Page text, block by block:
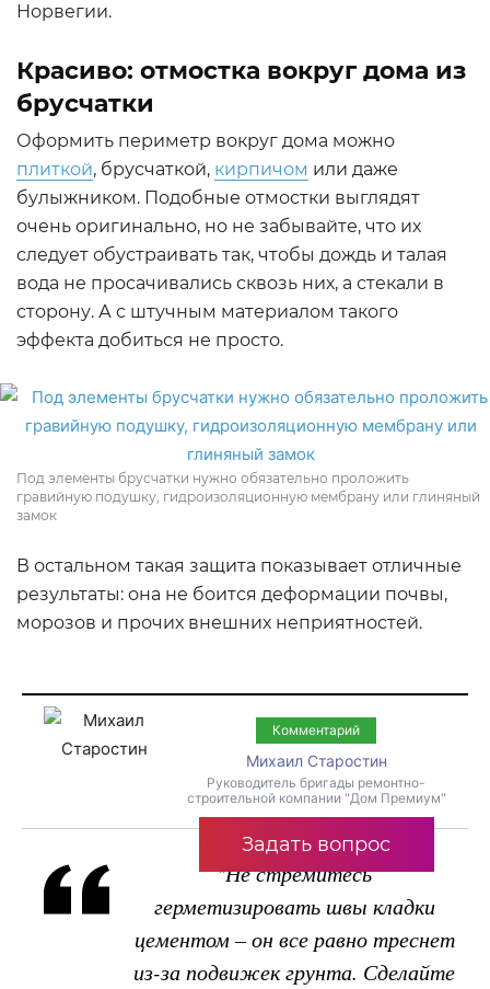
Норвегии.
Красиво: отмостка вокруг дома из
брусчатки
Оформить периметр вокруг дома можно
плиткой, брусчаткой, кирпичом или даже
булыжником. Подобные отмостки выглядят
очень оригинально, но не забывайте, что их
следует обустраивать так, чтобы дождь и талая
вода не просачивались сквозь них, а стекали в
сторону. А с штучным материалом такого
эффекта добиться не просто.
Под элементы брусчатки нужно обязательно проложить
гравийную подушку, гидроизоляционную мембрану или глиняный
замок
В остальном такая защита показывает отличные
результаты: она не боится деформации почвы,
морозов и прочих внешних неприятностей.
Комментарий
Михаил Старостин
Руководитель бригады ремонтно-
строительной компании "Дом Премиум"
Задать вопрос
"Не стремитесь
герметизировать швы кладки
цементом – он все равно треснет
из-за подвижек грунта. Сделайте